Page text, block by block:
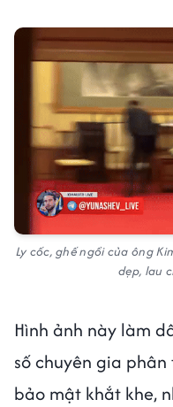
Ly cốc, ghế ngồi của ông
dẹp, lau
Hình ảnh này làm
số chuyên gia
bảo mật khắt khe,